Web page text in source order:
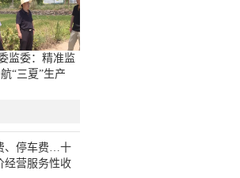
监委：精准监
“三夏”生产
、停车费…十
经营服务性收